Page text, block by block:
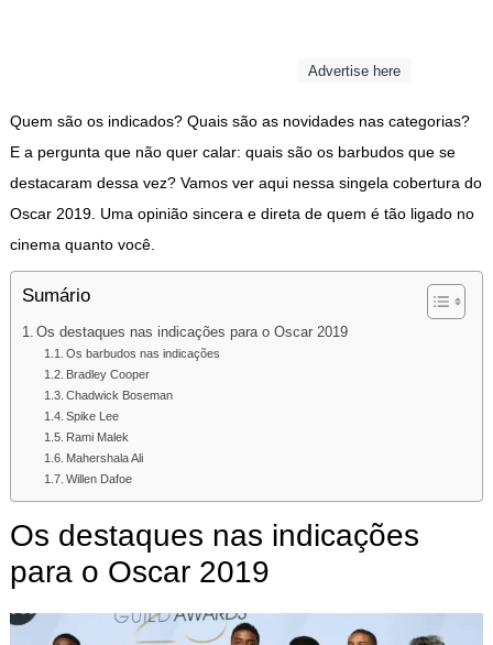
Advertise here
Quem são os indicados? Quais são as novidades nas categorias?
E a pergunta que não quer calar: quais são os barbudos que se
destacaram dessa vez? Vamos ver aqui nessa singela cobertura do
Oscar 2019. Uma opinião sincera e direta de quem é tão ligado no
cinema quanto você.
Sumário
Os destaques nas indicações para o Oscar 2019
Os barbudos nas indicações
Bradley Cooper
Chadwick Boseman
Spike Lee
Rami Malek
Mahershala Ali
Willen Dafoe
Os destaques nas indicações
para o Oscar 2019